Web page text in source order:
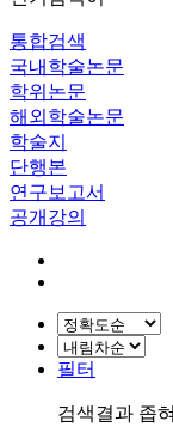
통합검색
국내학술논문
학위논문
해외학술논문
학술지
단행본
연구보고서
공개강의
필터
검색결과 좁